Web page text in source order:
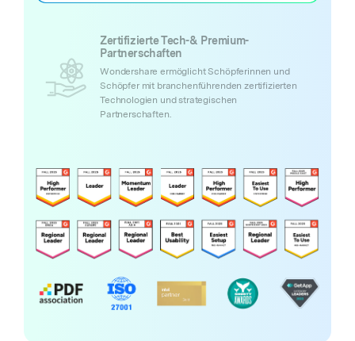
Zertifizierte Tech-& Premium-
Partnerschaften
Wondershare ermöglicht Schöpferinnen und
Schöpfer mit branchenführenden zertifizierten
Technologien und strategischen
Partnerschaften.